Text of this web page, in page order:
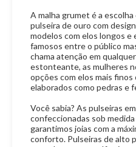
A malha grumet é a
pulseira de ouro com
modelos com elos longos e
famosos entre o público
chama atenção em
estonteante, as mulheres
opções com elos mais
elaborados como pedras e
Você sabia? As pulseiras
confeccionadas sob
garantimos joias com a
conforto. Pulseiras de alto